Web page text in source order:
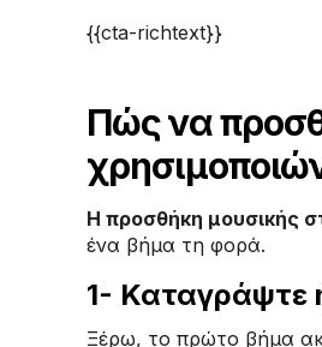
{{cta-richtext}}
Πώς να
Η προσθήκη μουσικής
ένα βήμα τη φορά.
1- Καταγράψτε
Ξέρω, το πρώτο βήμα